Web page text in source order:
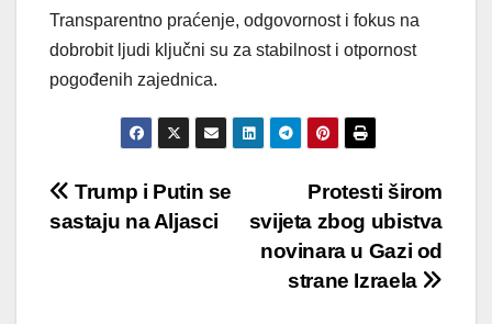
Transparentno praćenje, odgovornost i fokus na
dobrobit ljudi ključni su za stabilnost i otpornost
pogođenih zajednica.
Post
navigation
Protesti širom
svijeta zbog ubistva
novinara u Gazi od
strane Izraela
Trump i Putin se
sastaju na Aljasci